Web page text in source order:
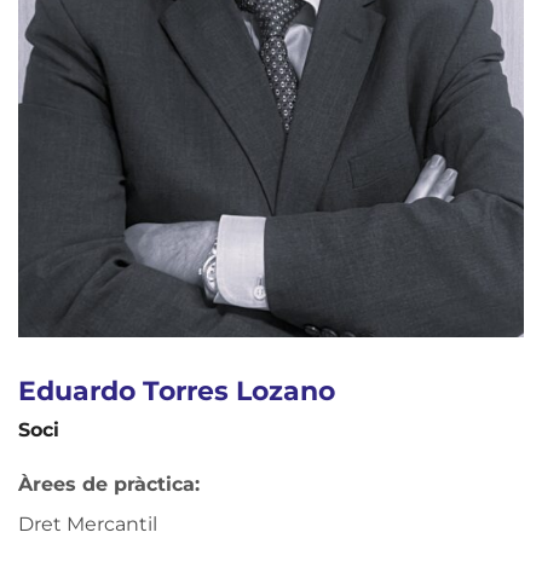
Eduardo Torres Lozano
Soci
Àrees de pràctica:
Dret Mercantil